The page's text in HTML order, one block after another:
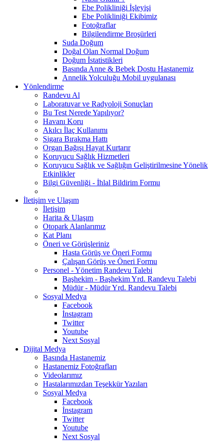
Ebe Polikliniği İşleyişi
Ebe Polikliniği Ekibimiz
Fotoğraflar
Bilgilendirme Broşürleri
Suda Doğum
Doğal Olan Normal Doğum
Doğum İstatistikleri
Basında Anne & Bebek Dostu Hastanemiz
Annelik Yolculuğu Mobil uygulanası
Yönlendirme
Randevu Al
Laboratuvar ve Radyoloji Sonuçları
Bu Test Nerede Yapılıyor?
Havanı Koru
Akılcı İlaç Kullanımı
Sigara Bırakma Hattı
Organ Bağışı Hayat Kurtarır
Koruyucu Sağlık Hizmetleri
Koruyucu Sağlık ve Sağlığın Geliştirilmesine Yönelik
Etkinlikler
Bilgi Güvenliği - İhlal Bildirim Formu
İletişim ve Ulaşım
İletişim
Harita & Ulaşım
Otopark Alanlarımız
Kat Planı
Öneri ve Görüşleriniz
Hasta Görüş ve Öneri Formu
Çalışan Görüş ve Öneri Formu
Personel - Yönetim Randevu Talebi
Başhekim - Başhekim Yrd. Randevu Talebi
Müdür - Müdür Yrd. Randevu Talebi
Sosyal Medya
Facebook
İnstagram
Twitter
Youtube
Next Sosyal
Dijital Medya
Basında Hastanemiz
Hastanemiz Fotoğrafları
Videolarımız
Hastalarımızdan Teşekkür Yazıları
Sosyal Medya
Facebook
İnstagram
Twitter
Youtube
Next Sosyal